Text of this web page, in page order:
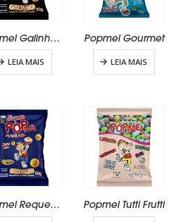
Popmel Galinho Zero Glúten
LEIA MAIS
Popmel Gourmet
LEIA MAIS
Popmel Requeijão Zero Glúten Popmel Tutti Frutti